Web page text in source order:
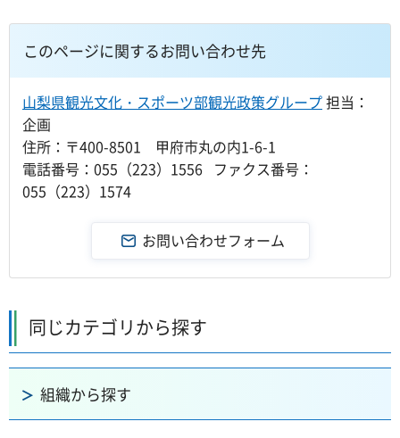
このページに関するお問い合わせ先
山梨県観光文化・スポーツ部観光政策グループ担当：
企画
住所：〒400-8501 甲府市丸の内1-6-1
電話番号：055（223）1556 ファクス番号：
055（223）1574
同じカテゴリから探す
組織から探す